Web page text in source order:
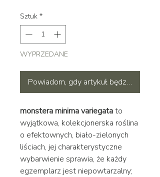
Sztuk *
WYPRZEDANE
Powiadom, gdy artykuł będzie
monstera minima variegatato
wyjątkowa, kolekcjonerska roślina
o efektownych, biało-zielonych
liściach, jej charakterystyczne
wybarwienie sprawia, że każdy
egzemplarz jest niepowtarzalny;